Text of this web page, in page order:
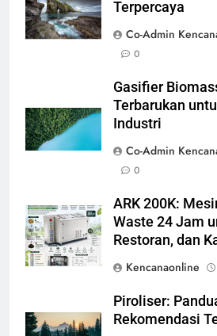
Terpercaya
Co-Admin
0
Gasifier
Terbarukan
Industri
Co-Admin
0
ARK 200K:
Waste 24 Jam
Restoran, dan
Kencanaonline
Piroliser:
Rekomendasi